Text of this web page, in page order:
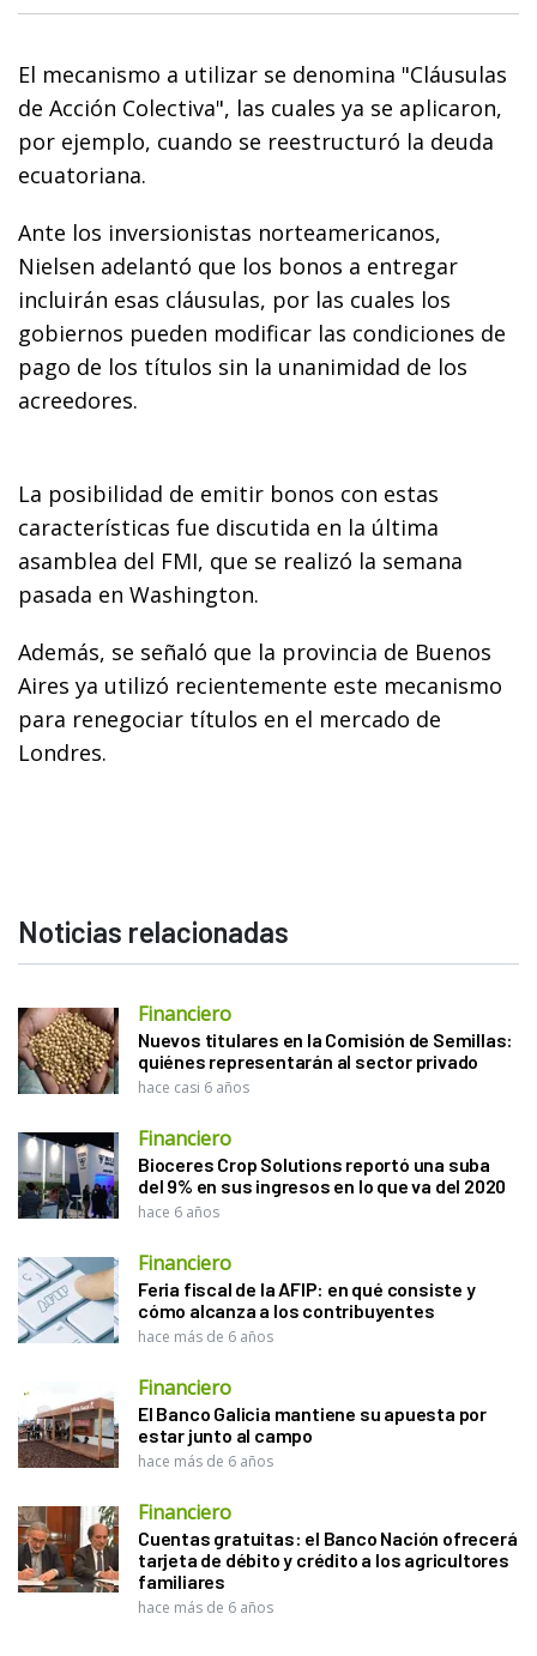
El mecanismo a utilizar se denomina "Cláusulas
de Acción Colectiva", las cuales ya se aplicaron,
por ejemplo, cuando se reestructuró la deuda
ecuatoriana.
Ante los inversionistas norteamericanos,
Nielsen adelantó que los bonos a entregar
incluirán esas cláusulas, por las cuales los
gobiernos pueden modificar las condiciones de
pago de los títulos sin la unanimidad de los
acreedores.
La posibilidad de emitir bonos con estas
características fue discutida en la última
asamblea del FMI, que se realizó la semana
pasada en Washington.
Además, se señaló que la provincia de Buenos
Aires ya utilizó recientemente este mecanismo
para renegociar títulos en el mercado de
Londres.
Noticias relacionadas
Financiero
Nuevos titulares en la Comisión de Semillas:
quiénes representarán al sector privado
hace casi 6 años
Financiero
Bioceres Crop Solutions reportó una suba
del 9% en sus ingresos en lo que va del 2020
hace 6 años
Financiero
Feria fiscal de la AFIP: en qué consiste y
cómo alcanza a los contribuyentes
hace más de 6 años
Financiero
El Banco Galicia mantiene su apuesta por
estar junto al campo
hace más de 6 años
Financiero
Cuentas gratuitas: el Banco Nación ofrecerá
tarjeta de débito y crédito a los agricultores
familiares
hace más de 6 años